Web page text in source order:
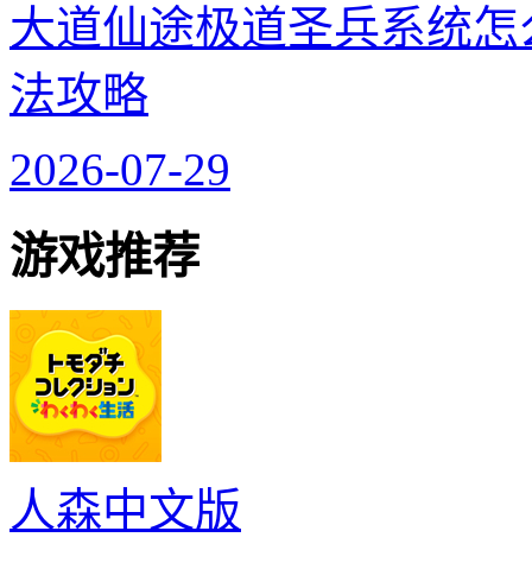
大道仙途极道圣兵系统
法攻略
2026-07-29
游戏推荐
人森中文版